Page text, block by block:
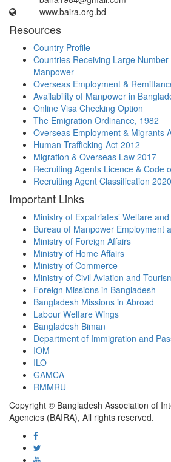
www.baira.org.bd
Resources
Country Profile
Countries Receiving Large
Manpower
Overseas Employment &
Availability of Manpower in
Online Visa Checking Option
The Emigration Ordinance, 1982
Overseas Employment & Migrants
Human Trafficking Act-2012
Migration & Overseas Law 2017
Recruiting Agents Licence & Code
Recruiting Agent Classification 2020
Important Links
Ministry of Expatriates’ Welfare
Bureau of Manpower Employment
Ministry of Foreign Affairs
Ministry of Home Affairs
Ministry of Commerce
Ministry of Civil Aviation and
Foreign Missions in Bangladesh
Bangladesh Missions in Abroad
Labour Welfare Wings
Bangladesh Biman
Department of Immigration and
IOM
ILO
GAMCA
RMMRU
Copyright © Bangladesh Association of
Agencies (BAIRA), All rights reserved.